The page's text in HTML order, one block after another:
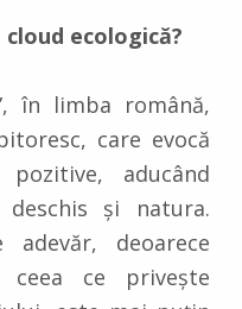
ecologică?
în limba română,
care evocă
aducând
și natura.
deoarece
ceea ce privește